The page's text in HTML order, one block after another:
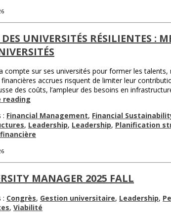
UNIVERSITÉS RÉSILIENTES :
compte sur ses universités pour former les
accrues risquent de limiter leur
des coûts, l’ampleur des besoins en
reading
: Financial Management, Financial
, Leadership, Leadership, Planification
MANAGER 2025 FALL
: Congrès, Gestion universitaire, Leadership,
, Viabilité